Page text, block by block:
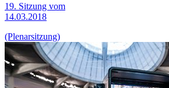
19. Sitzung vom
14.03.2018
(Plenarsitzung)